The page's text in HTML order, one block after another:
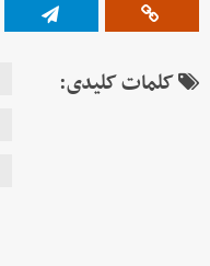
کلمات کلیدی: